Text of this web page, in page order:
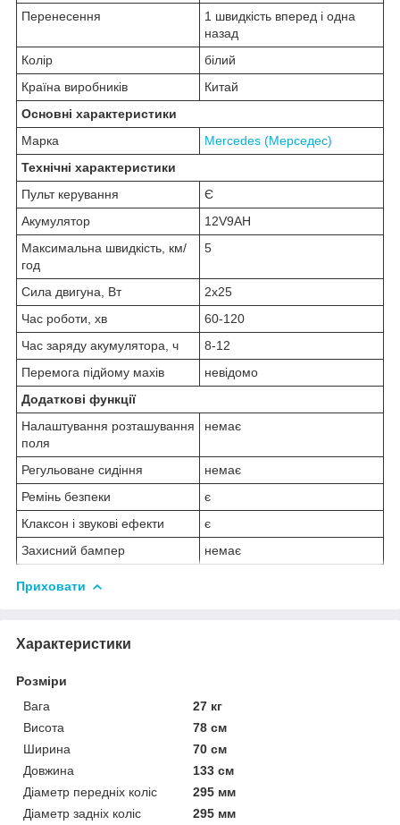
Перенесення
1 швидкість вперед і одна
назад
Колір
білий
Країна виробників
Китай
Основні характеристики
Марка
Mercedes (Мерседес)
Технічні характеристики
Пульт керування
Є
Акумулятор
12V9AH
Максимальна швидкість, км/
год
5
Сила двигуна, Вт
2х25
Час роботи, хв
60-120
Час заряду акумулятора, ч
8-12
Перемога підйому махів
невідомо
Додаткові функції
Налаштування розташування
поля
немає
Регульоване сидіння
немає
Ремінь безпеки
є
Клаксон і звукові ефекти
є
Захисний бампер
немає
Приховати
Характеристики
Розміри
Вага
27 кг
Висота
78 см
Ширина
70 см
Довжина
133 см
Діаметр передніх коліс
295 мм
Діаметр задніх коліс
295 мм